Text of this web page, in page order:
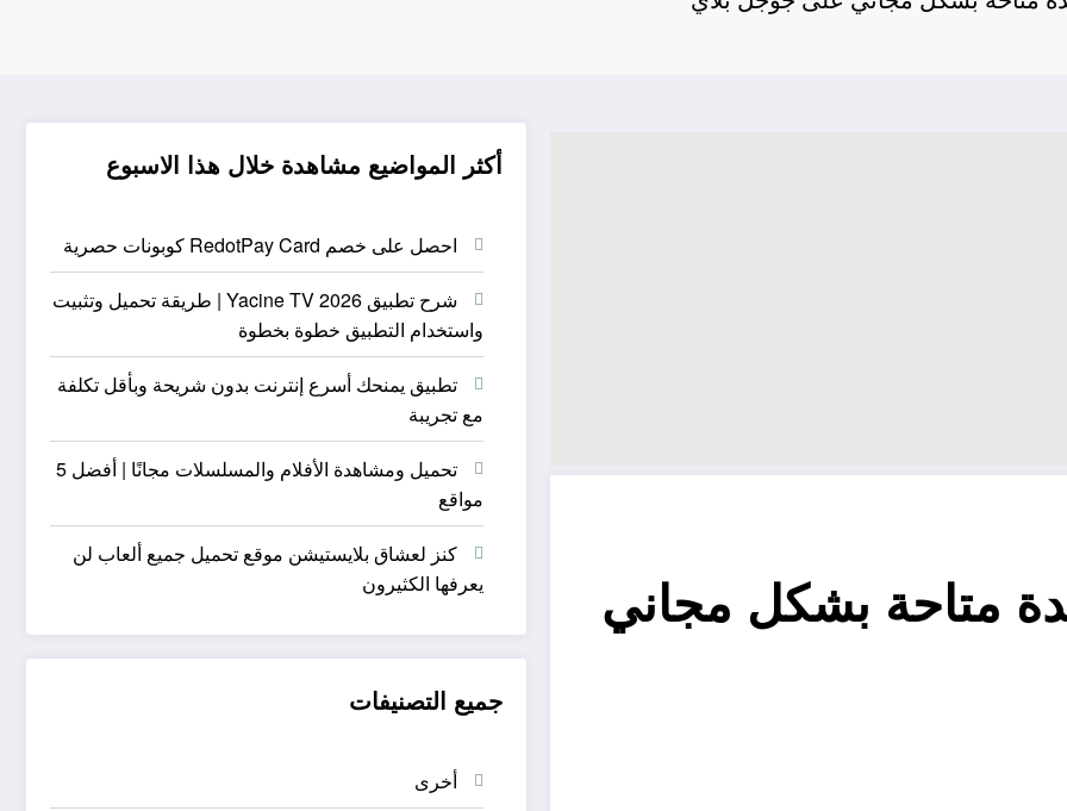
متاحة بشكل مجاني
أكثر المواضيع مشاهدة خلال هذا الاسبوع
احصل على خصم RedotPay Card كوبونات حصرية
شرح تطبيق Yacine TV 2026 | طريقة تحميل وتثبيت
واستخدام التطبيق خطوة بخطوة
تطبيق يمنحك أسرع إنترنت بدون شريحة وبأقل تكلفة
مع تجريبة
تحميل ومشاهدة الأفلام والمسلسلات مجانًا | أفضل 5
مواقع
كنز لعشاق بلايستيشن موقع تحميل جميع ألعاب لن
يعرفها الكثيرون
جميع التصنيفات
أخرى